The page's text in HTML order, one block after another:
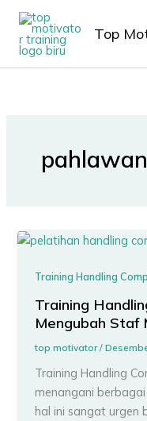
Lewati
konten
Top
Training Handling
Training
Mengubah Staf
top motivator/
Training Handling
menangani
hal ini sangat urgen